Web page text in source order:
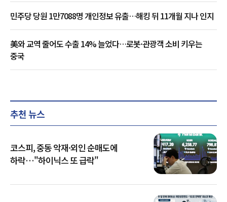
민주당 당원 1만7088명 개인정보 유출…해킹 뒤 11개월 지나 인지
美와 교역 줄어도 수출 14% 늘었다…로봇·관광객 소비 키우는
중국
추천 뉴스
코스피, 중동 악재·외인 순매도에
하락…"하이닉스 또 급락"